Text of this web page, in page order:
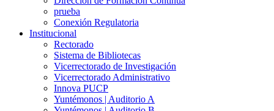
prueba
Conexión Regulatoria
Institucional
Rectorado
Sistema de Bibliotecas
Vicerrectorado de Investigación
Vicerrectorado Administrativo
Innova PUCP
Yuntémonos | Auditorio A